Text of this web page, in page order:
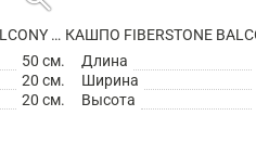
КАШПО FIBERSTONE BALCONY S GLOSSY WHITE
50 см.
20 см.
20 см.
Длина
Ширина
Высота